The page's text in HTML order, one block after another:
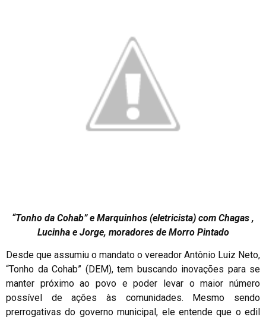
“Tonho da Cohab” e Marquinhos (eletricista) com Chagas ,
Lucinha e Jorge, moradores de Morro Pintado
Desde que assumiu o mandato o vereador Antônio Luiz Neto,
“Tonho da Cohab” (DEM), tem buscando inovações para se
manter próximo ao povo e poder levar o maior número
possível de ações às comunidades. Mesmo sendo
prerrogativas do governo municipal, ele entende que o edil